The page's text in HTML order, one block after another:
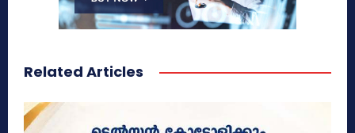
Related Articles